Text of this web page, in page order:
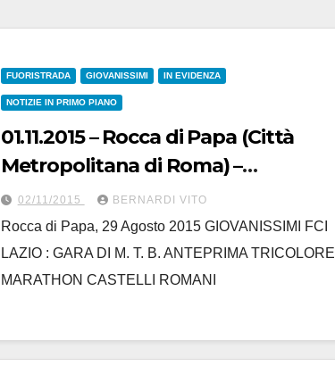
FUORISTRADA GIOVANISSIMI IN EVIDENZA
NOTIZIE IN PRIMO PIANO
01.11.2015 – Rocca di Papa (Città
Metropolitana di Roma) –
Giovanissimi : “Aspettando il
Tricolore” – Gara di Mtb
02/11/2015 BERNARDI VITO
Rocca di Papa, 29 Agosto 2015 GIOVANISSIMI FCI
LAZIO : GARA DI M. T. B. ANTEPRIMA TRICOLORE
MARATHON CASTELLI ROMANI